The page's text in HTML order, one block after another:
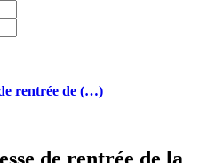
rentrée de (…)
de rentrée de la